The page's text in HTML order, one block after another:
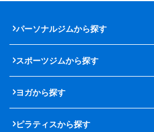
パーソナルジムから探す
スポーツジムから探す
ヨガから探す
ピラティスから探す